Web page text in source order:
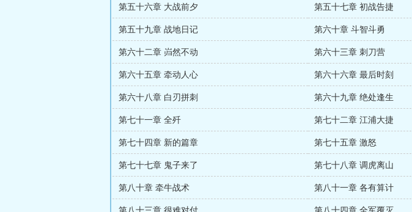
第五十六章 大战前夕
第五十七章 初战告捷
第五十九章 战地日记
第六十章 斗智斗勇
第六十二章 岿然不动
第六十三章 刺刀营
第六十五章 牵动人心
第六十六章 最后时刻
第六十八章 白刃拼刺
第六十九章 绝处逢生
第七十一章 全歼
第七十二章 江浦大捷
第七十四章 新的篇章
第七十五章 激怒
第七十七章 鬼子来了
第七十八章 调虎离山
第八十章 牵牛战术
第八十一章 各有算计